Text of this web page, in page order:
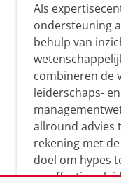
Als
ondersteuning
behulp van
combineren de
leiderschaps- en
allround advies
rekening met
doel om hypes
en effectieve